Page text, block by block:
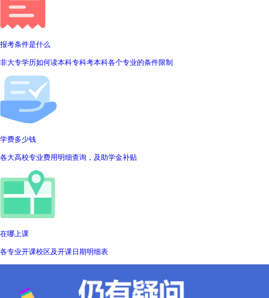
报考条件是什么
非大专学历如何读本科专科考本科各个专业的条件限制
学费多少钱
各大高校专业费用明细查询，及助学金补贴
在哪上课
各专业开课校区及开课日期明细表